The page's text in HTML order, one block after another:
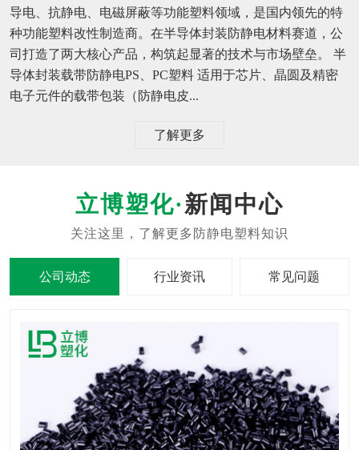
导电、抗静电、电磁屏蔽等功能塑料领域，是国内领先的特
种功能塑料改性制造商。在半导体封装防静电材料赛道，公
司打造了两大核心产品，构筑起显著的技术与市场壁垒。 半
导体封装载带防静电PS、PC塑料 适用于芯片、晶圆及精密
电子元件的载带包装（防静电皮...
了解更多
新闻中心
公司动态 行业资讯 常见问题